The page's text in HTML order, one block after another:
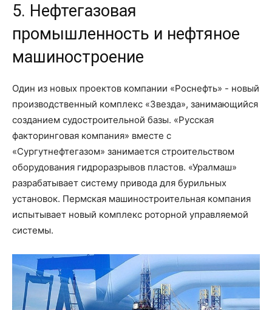
5. Нефтегазовая
промышленность и нефтяное
машиностроение
Один из новых проектов компании «Роснефть» - новый
производственный комплекс «Звезда», занимающийся
созданием судостроительной базы. «Русская
факторинговая компания» вместе с
«Сургутнефтегазом» занимается строительством
оборудования гидроразрывов пластов. «Уралмаш»
разрабатывает систему привода для бурильных
установок. Пермская машиностроительная компания
испытывает новый комплекс роторной управляемой
системы.